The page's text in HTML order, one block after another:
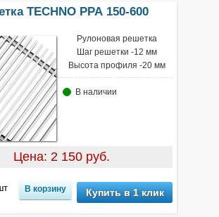
TECHNO РРА 150-600
Рулоновая решетка
Шаг решетки -12 мм
Высота профиля -20 мм
В наличии
Цена: 2 150 руб.
Купить в 1 клик